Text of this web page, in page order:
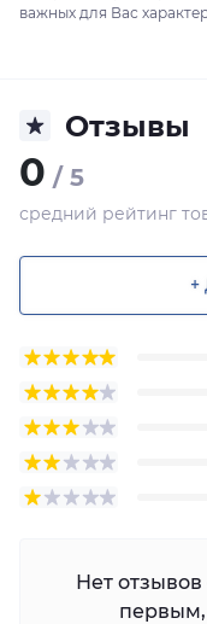
важных для Вас
Отзывы
0 / 5
средний рейтинг
+
Нет отзывов
первым,